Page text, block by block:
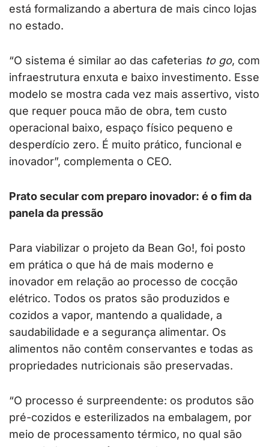
está formalizando a abertura de mais cinco lojas
no estado.
“O sistema é similar ao das cafeterias to go, com
infraestrutura enxuta e baixo investimento. Esse
modelo se mostra cada vez mais assertivo, visto
que requer pouca mão de obra, tem custo
operacional baixo, espaço físico pequeno e
desperdício zero. É muito prático, funcional e
inovador”, complementa o CEO.
Prato secular com preparo inovador: é o fim da
panela da pressão
Para viabilizar o projeto da Bean Go!, foi posto
em prática o que há de mais moderno e
inovador em relação ao processo de cocção
elétrico. Todos os pratos são produzidos e
cozidos a vapor, mantendo a qualidade, a
saudabilidade e a segurança alimentar. Os
alimentos não contêm conservantes e todas as
propriedades nutricionais são preservadas.
“O processo é surpreendente: os produtos são
pré-cozidos e esterilizados na embalagem, por
meio de processamento térmico, no qual são